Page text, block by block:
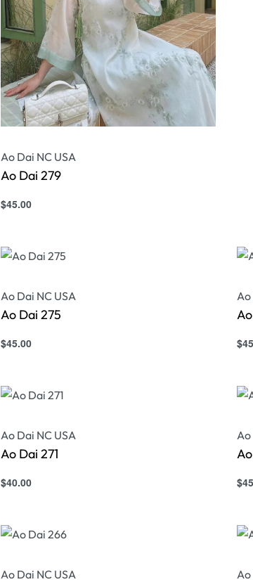
Ao Dai NC USA
Ao Dai 279
$45.00
Ao Dai NC USA
Ao Dai 275
$45.00
Ao
$
Ao Dai NC USA
Ao Dai 271
$40.00
Ao
$
Ao Dai NC USA Ao